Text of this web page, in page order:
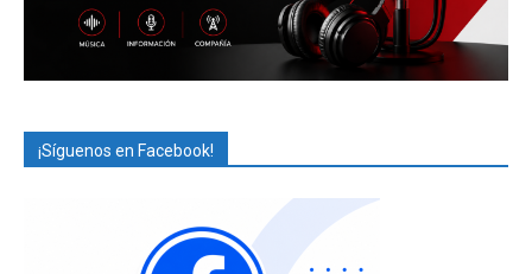
¡Síguenos en Facebook!